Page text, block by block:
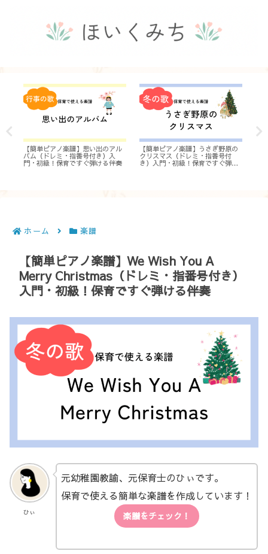
【簡単ピアノ楽譜】思い出のアル
バム（ドレミ・指番号付き）入
門・初級！保育ですぐ弾ける伴奏
【簡単ピアノ楽譜】うさぎ野原の
クリスマス（ドレミ・指番号付
き）入門・初級！保育ですぐ弾け
ホーム 楽譜
【簡単ピアノ楽譜】We Wish You A
Merry Christmas（ドレミ・指番号付き）
入門・初級！保育ですぐ弾ける伴奏
ひぃ
元幼稚園教諭、元保育士のひぃです。
保育で使える簡単な楽譜を作成しています！
楽譜をチェック！